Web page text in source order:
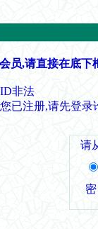
员,请直接在底下
非法
已注册,请先登录
请